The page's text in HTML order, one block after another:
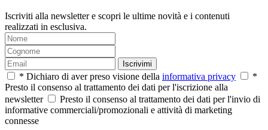
Iscriviti alla newsletter e scopri le ultime novità e i contenuti
realizzati in esclusiva.
Iscrivimi
* Dichiaro di aver preso visione della informativa privacy
*
Presto il consenso al trattamento dei dati per l'iscrizione alla
newsletter
Presto il consenso al trattamento dei dati per l'invio di
informative commerciali/promozionali e attività di marketing
connesse